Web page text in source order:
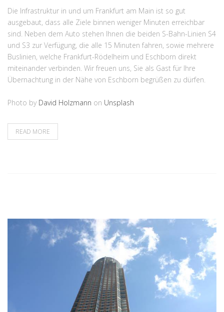
Die Infrastruktur in und um Frankfurt am Main ist so gut
ausgebaut, dass alle Ziele binnen weniger Minuten erreichbar
sind. Neben dem Auto stehen Ihnen die beiden S-Bahn-Linien S4
und S3 zur Verfügung, die alle 15 Minuten fahren, sowie mehrere
Buslinien, welche Frankfurt-Rödelheim und Eschborn direkt
miteinander verbinden. Wir freuen uns, Sie als Gast für Ihre
Übernachtung in der Nähe von Eschborn begrüßen zu dürfen.
Photo by David Holzmann on Unsplash
READ MORE